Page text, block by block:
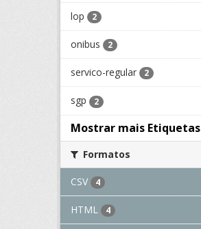
lop 2
onibus 2
servico-regular 2
sgp 2
Mostrar mais Etiquetas
Formatos
CSV 4
HTML 4